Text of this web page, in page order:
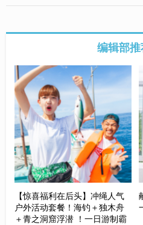
编辑部
【惊喜福利在后头】冲绳人气
户外活动套餐！海钓＋独木舟
＋青之洞窟浮潜 ！一日游制霸